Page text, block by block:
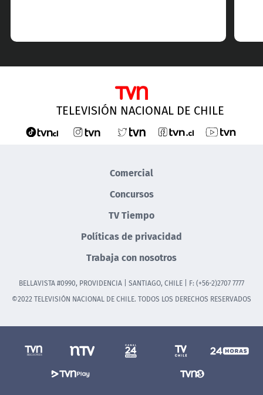
TELEVISIÓN NACIONAL DE CHILE
Comercial
Concursos
TV Tiempo
Políticas de privacidad
Trabaja con nosotros
BELLAVISTA #0990, PROVIDENCIA | SANTIAGO, CHILE | F: (+56-2)2707 7777
©2022 TELEVISIÓN NACIONAL DE CHILE. TODOS LOS DERECHOS RESERVADOS